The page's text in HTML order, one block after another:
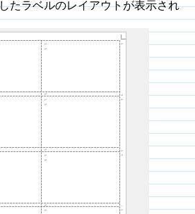
たラベルのレイアウトが表示され